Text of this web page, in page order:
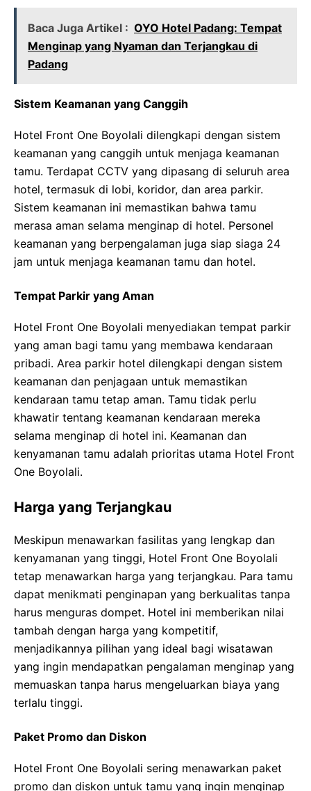
Baca Juga Artikel : OYO Hotel Padang: Tempat
Menginap yang Nyaman dan Terjangkau di
Padang
Sistem Keamanan yang Canggih
Hotel Front One Boyolali dilengkapi dengan sistem
keamanan yang canggih untuk menjaga keamanan
tamu. Terdapat CCTV yang dipasang di seluruh area
hotel, termasuk di lobi, koridor, dan area parkir.
Sistem keamanan ini memastikan bahwa tamu
merasa aman selama menginap di hotel. Personel
keamanan yang berpengalaman juga siap siaga 24
jam untuk menjaga keamanan tamu dan hotel.
Tempat Parkir yang Aman
Hotel Front One Boyolali menyediakan tempat parkir
yang aman bagi tamu yang membawa kendaraan
pribadi. Area parkir hotel dilengkapi dengan sistem
keamanan dan penjagaan untuk memastikan
kendaraan tamu tetap aman. Tamu tidak perlu
khawatir tentang keamanan kendaraan mereka
selama menginap di hotel ini. Keamanan dan
kenyamanan tamu adalah prioritas utama Hotel Front
One Boyolali.
Harga yang Terjangkau
Meskipun menawarkan fasilitas yang lengkap dan
kenyamanan yang tinggi, Hotel Front One Boyolali
tetap menawarkan harga yang terjangkau. Para tamu
dapat menikmati penginapan yang berkualitas tanpa
harus menguras dompet. Hotel ini memberikan nilai
tambah dengan harga yang kompetitif,
menjadikannya pilihan yang ideal bagi wisatawan
yang ingin mendapatkan pengalaman menginap yang
memuaskan tanpa harus mengeluarkan biaya yang
terlalu tinggi.
Paket Promo dan Diskon
Hotel Front One Boyolali sering menawarkan paket
promo dan diskon untuk tamu yang ingin menginap